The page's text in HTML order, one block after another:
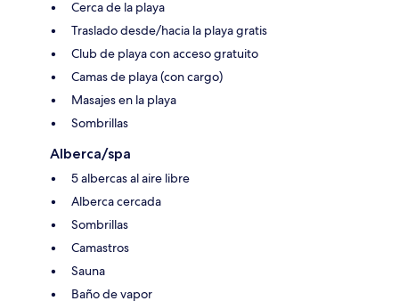
Cerca de la playa
Traslado desde/hacia la playa gratis
Club de playa con acceso gratuito
Camas de playa (con cargo)
Masajes en la playa
Sombrillas
Alberca/spa
5 albercas al aire libre
Alberca cercada
Sombrillas
Camastros
Sauna
Baño de vapor